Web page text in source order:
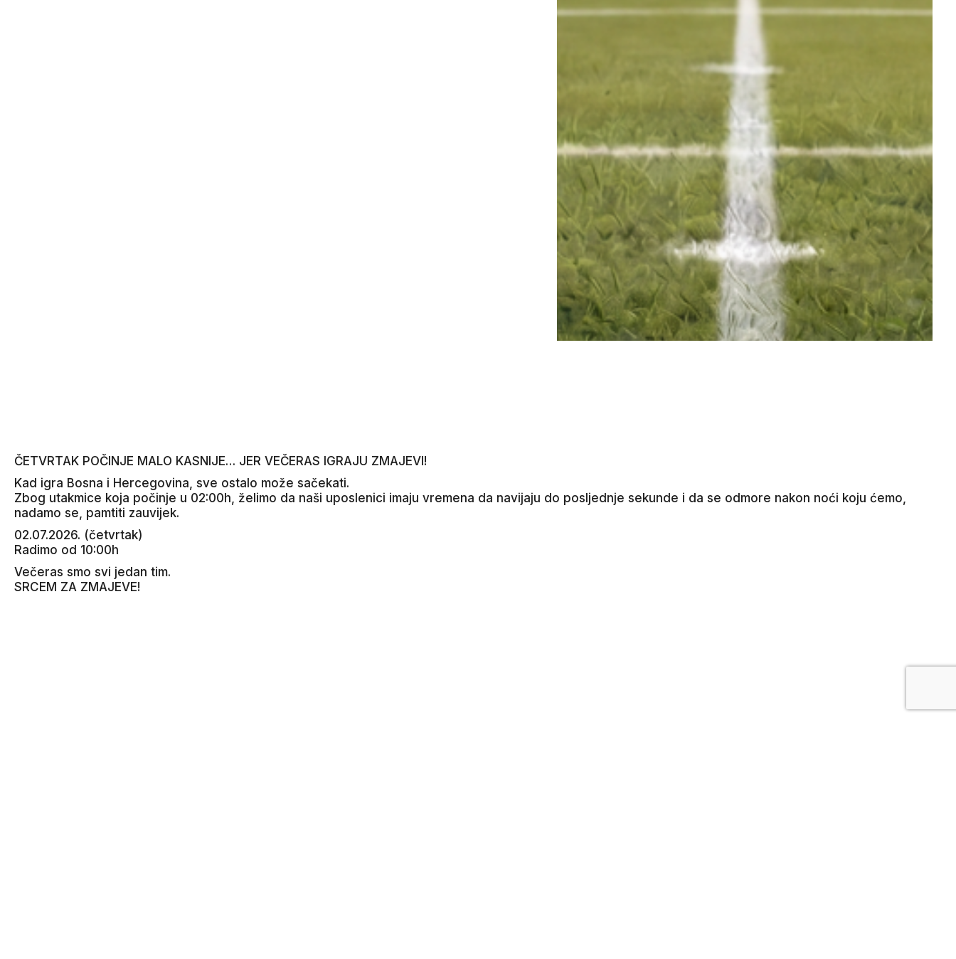
ČETVRTAK POČINJE MALO KASNIJE… JER VEČERAS IGRAJU ZMAJEVI!
Kad igra Bosna i Hercegovina, sve ostalo može sačekati.
Zbog utakmice koja počinje u 02:00h, želimo da naši uposlenici imaju vremena da navijaju do posljednje sekunde i da se odmore nakon noći koju ćemo,
nadamo se, pamtiti zauvijek.
02.07.2026. (četvrtak)
Radimo od 10:00h
Večeras smo svi jedan tim.
SRCEM ZA ZMAJEVE!